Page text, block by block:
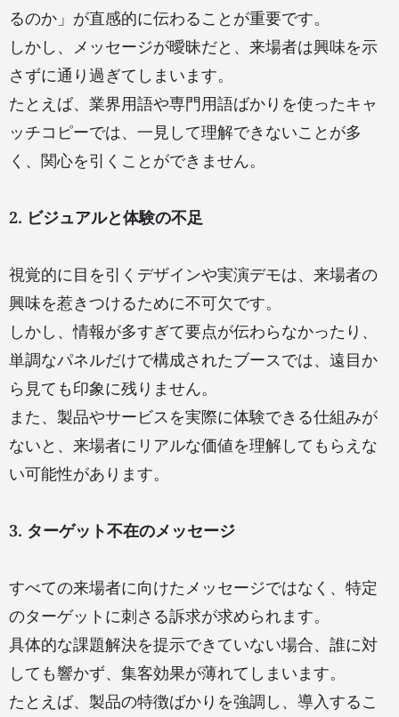
るのか」が直感的に伝わることが重要です。
しかし、メッセージが曖昧だと、来場者は興味を示
さずに通り過ぎてしまいます。
たとえば、業界用語や専門用語ばかりを使ったキャ
ッチコピーでは、一見して理解できないことが多
く、関心を引くことができません。
2. ビジュアルと体験の不足
視覚的に目を引くデザインや実演デモは、来場者の
興味を惹きつけるために不可欠です。
しかし、情報が多すぎて要点が伝わらなかったり、
単調なパネルだけで構成されたブースでは、遠目か
ら見ても印象に残りません。
また、製品やサービスを実際に体験できる仕組みが
ないと、来場者にリアルな価値を理解してもらえな
い可能性があります。
3. ターゲット不在のメッセージ
すべての来場者に向けたメッセージではなく、特定
のターゲットに刺さる訴求が求められます。
具体的な課題解決を提示できていない場合、誰に対
しても響かず、集客効果が薄れてしまいます。
たとえば、製品の特徴ばかりを強調し、導入するこ